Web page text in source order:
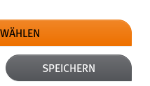
UND
SPEICHERN